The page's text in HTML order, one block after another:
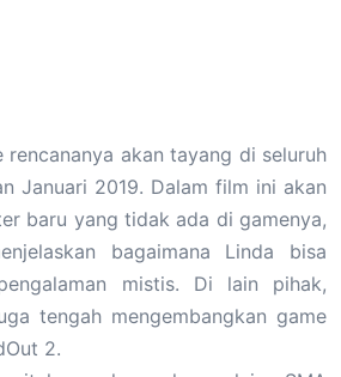
rencananya akan tayang di seluruh
Januari 2019. Dalam film ini akan
baru yang tidak ada di gamenya,
bagaimana Linda bisa
mistis. Di lain pihak,
tengah mengembangkan game
2.